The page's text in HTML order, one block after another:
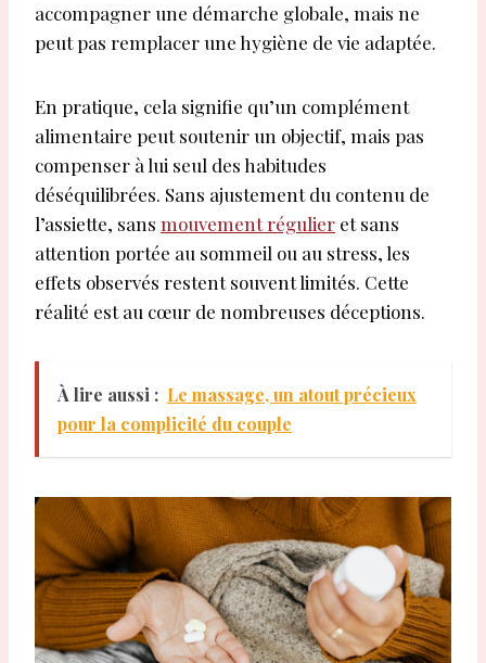
accompagner une démarche globale, mais ne
peut pas remplacer une hygiène de vie adaptée.
En pratique, cela signifie qu’un complément
alimentaire peut soutenir un objectif, mais pas
compenser à lui seul des habitudes
déséquilibrées. Sans ajustement du contenu de
l’assiette, sans mouvement régulier et sans
attention portée au sommeil ou au stress, les
effets observés restent souvent limités. Cette
réalité est au cœur de nombreuses déceptions.
À lire aussi : Le massage, un atout précieux
pour la complicité du couple